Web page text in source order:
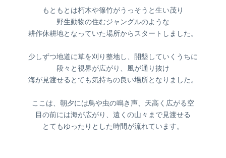
もともとは朽木や篠竹がうっそうと生い茂り
野生動物の住むジャングルのような
耕作休耕地となっていた場所からスタートしました。
少しずつ地道に草を刈り整地し、開墾していくうちに
段々と視界が広がり、風が通り抜け
海が見渡せる とても気持ちの良い場所となりました。
ここは、朝夕には鳥や虫の鳴き声、天高く広がる空
目の前には海が広がり、遠くの山々まで見渡せる
とてもゆったりとした時間が流れています。